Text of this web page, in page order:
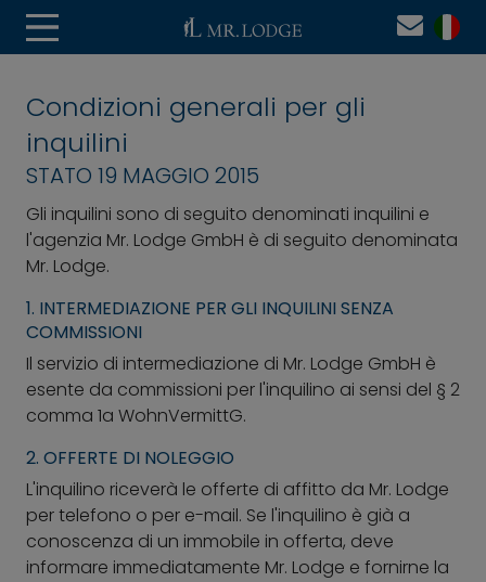
Condizioni generali per gli
inquilini
STATO 19 MAGGIO 2015
Gli inquilini sono di seguito denominati inquilini e
l'agenzia Mr. Lodge GmbH è di seguito denominata
Mr. Lodge.
1. INTERMEDIAZIONE PER GLI INQUILINI SENZA
COMMISSIONI
Il servizio di intermediazione di Mr. Lodge GmbH è
esente da commissioni per l'inquilino ai sensi del § 2
comma 1a WohnVermittG.
2. OFFERTE DI NOLEGGIO
L'inquilino riceverà le offerte di affitto da Mr. Lodge
per telefono o per e-mail. Se l'inquilino è già a
conoscenza di un immobile in offerta, deve
informare immediatamente Mr. Lodge e fornirne la